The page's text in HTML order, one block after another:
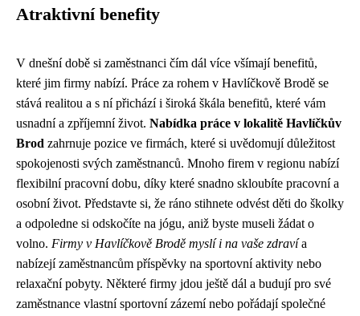
Atraktivní benefity
V dnešní době si zaměstnanci čím dál více všímají benefitů,
které jim firmy nabízí. Práce za rohem v Havlíčkově Brodě se
stává realitou a s ní přichází i široká škála benefitů, které vám
usnadní a zpříjemní život. Nabídka práce v lokalitě Havlíčkův
Brod zahrnuje pozice ve firmách, které si uvědomují důležitost
spokojenosti svých zaměstnanců. Mnoho firem v regionu nabízí
flexibilní pracovní dobu, díky které snadno skloubíte pracovní a
osobní život. Představte si, že ráno stihnete odvést děti do školky
a odpoledne si odskočíte na jógu, aniž byste museli žádat o
volno. Firmy v Havlíčkově Brodě myslí i na vaše zdravía
nabízejí zaměstnancům příspěvky na sportovní aktivity nebo
relaxační pobyty. Některé firmy jdou ještě dál a budují pro své
zaměstnance vlastní sportovní zázemí nebo pořádají společné